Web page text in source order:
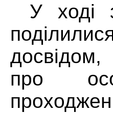
У ході
про